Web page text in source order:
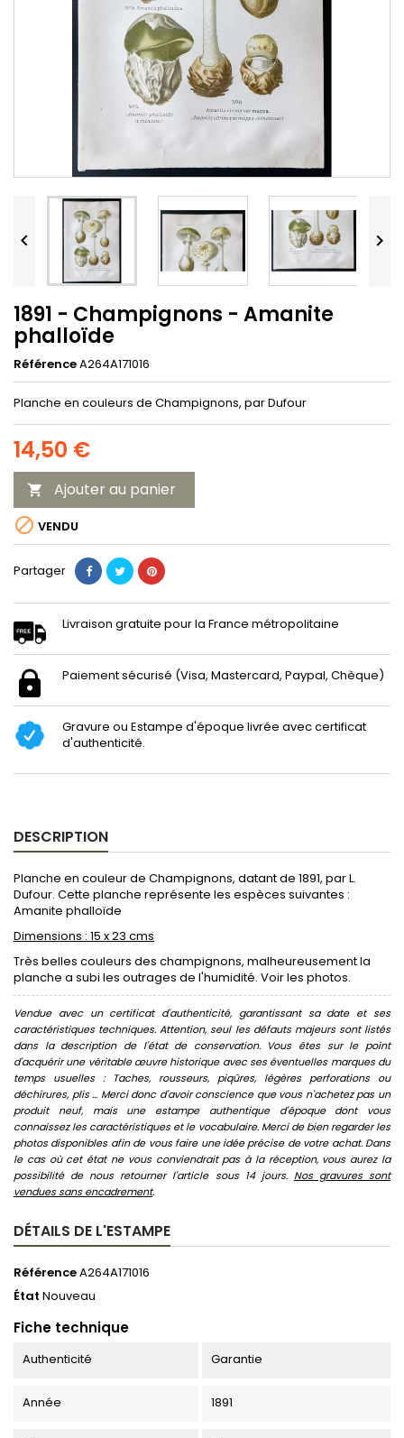
 
1891 - Champignons - Amanite
phalloïde
RéférenceA264A171016
Planche en couleurs de Champignons, par Dufour
14,50 €
 Ajouter au panier
 VENDU
Partager
Livraison gratuite pour la France métropolitaine
Paiement sécurisé (Visa, Mastercard, Paypal, Chèque)
Gravure ou Estampe d'époque livrée avec certificat
d'authenticité.
DESCRIPTION
Planche en couleur de Champignons, datant de 1891, par L.
Dufour. Cette planche représente les espèces suivantes :
Amanite phalloïde
Dimensions : 15 x 23 cms
Très belles couleurs des champignons, malheureusement la
planche a subi les outrages de l'humidité. Voir les photos.
Vendue avec un certificat d'authenticité, garantissant sa date et ses
caractéristiques techniques. Attention, seul les défauts majeurs sont listés
dans la description de l'état de conservation. Vous êtes sur le point
d'acquérir une véritable œuvre historique avec ses éventuelles marques du
temps usuelles : Taches, rousseurs, piqûres, légères perforations ou
déchirures, plis ... Merci donc d'avoir conscience que vous n'achetez pas un
produit neuf, mais une estampe authentique d'époque dont vous
connaissez les caractéristiques et le vocabulaire. Merci de bien regarder les
photos disponibles afin de vous faire une idée précise de votre achat. Dans
le cas où cet état ne vous conviendrait pas à la réception, vous aurez la
possibilité de nous retourner l'article sous 14 jours. Nos gravures sont
vendues sans encadrement.
DÉTAILS DE L'ESTAMPE
RéférenceA264A171016
État Nouveau
Fiche technique
Authenticité Garantie
Année 1891